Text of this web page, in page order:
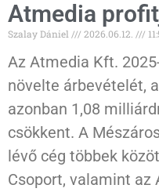
Atmedia
Szalay Dániel 2026.06.12.
Az Atmedia Kft.
növelte árbevételét,
azonban 1,08
csökkent. A
lévő cég többek
Csoport, valamint az